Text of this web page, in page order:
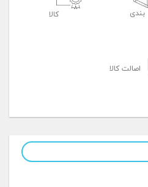
بندی
کالا
اصالت کالا